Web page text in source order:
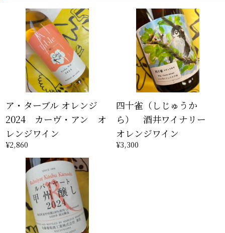
ア・ターブル オレンジ
2024 カーヴ・アン オ
レンジワイン
¥2,860
四十雀（しじゅうか
ら） 酒井ワイナリー
オレンジワイン
¥3,300